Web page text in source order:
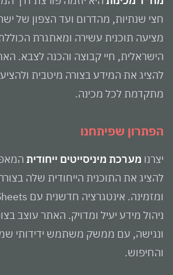
חצי שנתיות, מהדרום ועד הצפון של
מציעה תוכנית עשירה ומאתגרת
הישראלית, חיי קבוצה והכנה לצבא.
להציג את המידע בצורה מיטבית
מתקדמת לכל מכינה.
הפתרון שפיתחנו
יצרנו מערכת מיניסייטים ייחודית
להציג את התוכנית הייחודית שלה
ניהול מידע יעיל ומדויק. האתר עוצב
ונגישה, עם ממשק משתמש ידידותי
והחיפוש.